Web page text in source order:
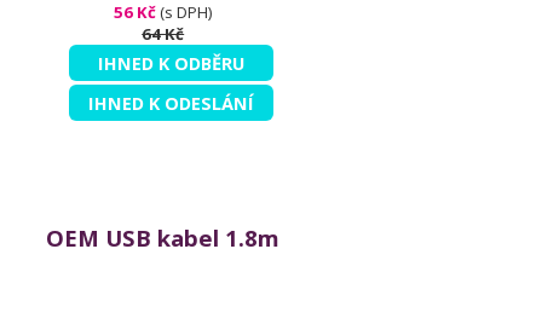
56 Kč(s DPH)
64 Kč
IHNED K ODBĚRU
IHNED K ODESLÁNÍ
OEM USB kabel 1.8m